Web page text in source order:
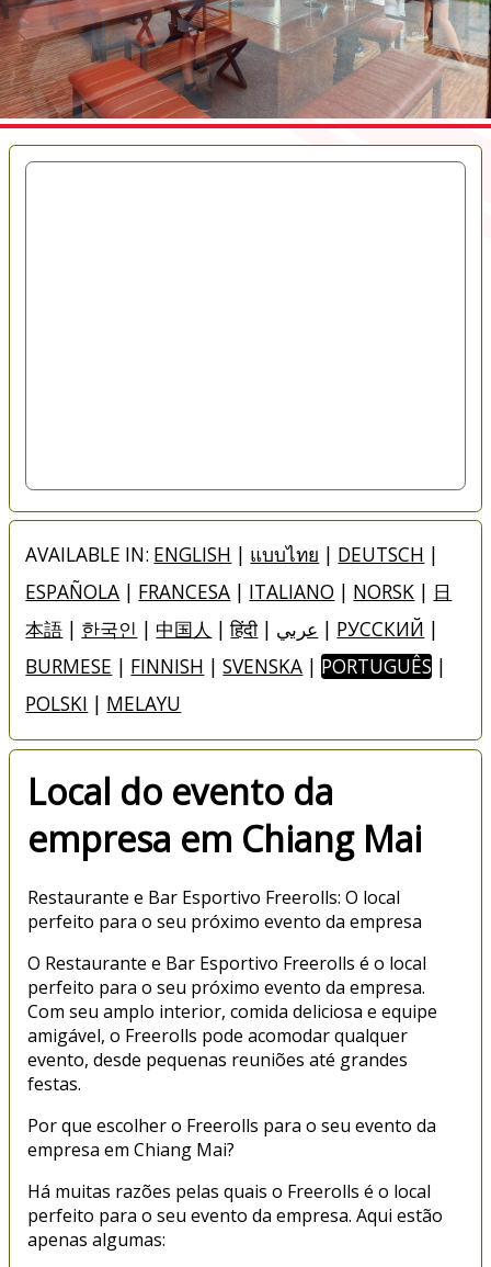
AVAILABLE IN: ENGLISH | แบบไทย | DEUTSCH |
ESPAÑOLA | FRANCESA | ITALIANO | NORSK | 日
本語 | 한국인 | 中国人 |हिंदी | عربي | РУССКИЙ |
BURMESE | FINNISH |SVENSKA | PORTUGUÊS |
POLSKI | MELAYU
Local do evento da
empresa em Chiang Mai
Restaurante e Bar Esportivo Freerolls: O local
perfeito para o seu próximo evento da empresa
O Restaurante e Bar Esportivo Freerolls é o local
perfeito para o seu próximo evento da empresa.
Com seu amplo interior, comida deliciosa e equipe
amigável, o Freerolls pode acomodar qualquer
evento, desde pequenas reuniões até grandes
festas.
Por que escolher o Freerolls para o seu evento da
empresa em Chiang Mai?
Há muitas razões pelas quais o Freerolls é o local
perfeito para o seu evento da empresa. Aqui estão
apenas algumas: